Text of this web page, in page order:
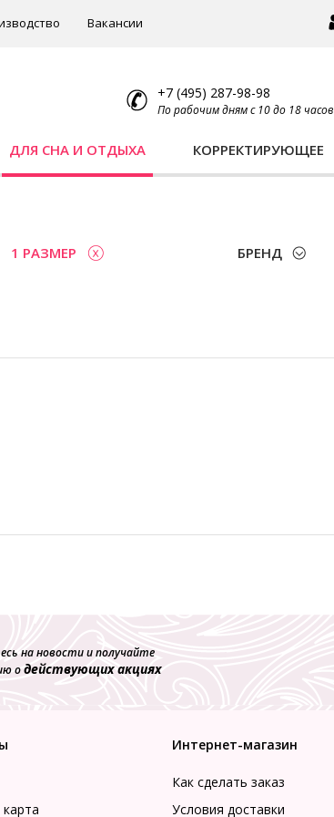
Вакансии
+7 (495) 287-98-98
По рабочим дням с 10 до 18 часов
ДЛЯ СНА И ОТДЫХА КОРРЕКТИРУЮЩЕЕ
1 РАЗМЕР БРЕНД
на новости и получайте
одействующих акциях
Интернет-магазин
Как сделать заказ
Условия доставки